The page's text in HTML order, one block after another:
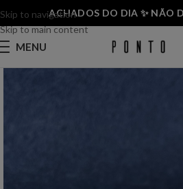
Skip to navigation
Skip to main content
ACHADOS DO DIA ✨ NÃO
MENU